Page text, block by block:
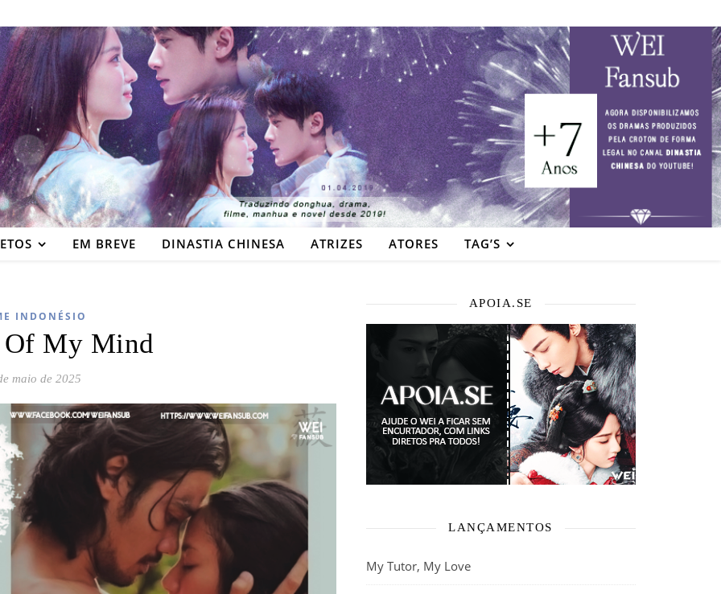
EM BREVE DINASTIA CHINESA ATRIZES ATORES TAG’S
INDONÉSIO
My Mind
maio de 2025
APOIA.SE
LANÇAMENTOS
My Tutor, My Love